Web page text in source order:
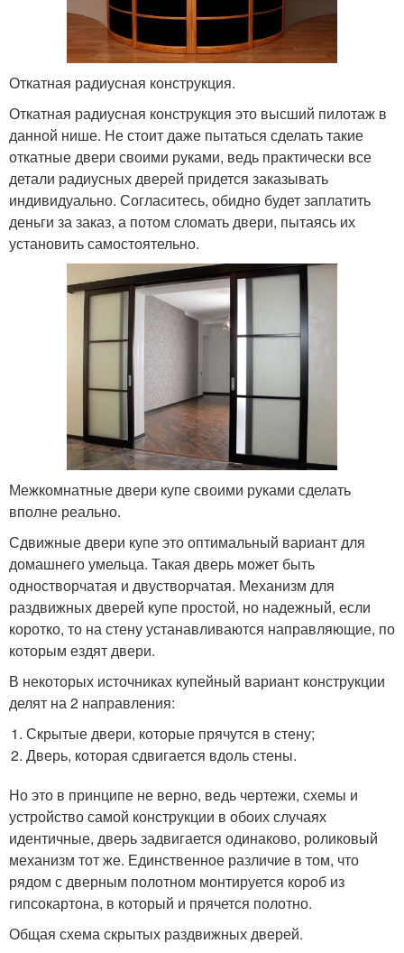
Откатная радиусная конструкция.
Откатная радиусная конструкция это высший пилотаж в
данной нише. Не стоит даже пытаться сделать такие
откатные двери своими руками, ведь практически все
детали радиусных дверей придется заказывать
индивидуально. Согласитесь, обидно будет заплатить
деньги за заказ, а потом сломать двери, пытаясь их
установить самостоятельно.
Межкомнатные двери купе своими руками сделать
вполне реально.
Сдвижные двери купе это оптимальный вариант для
домашнего умельца. Такая дверь может быть
одностворчатая и двустворчатая. Механизм для
раздвижных дверей купе простой, но надежный, если
коротко, то на стену устанавливаются направляющие, по
которым ездят двери.
В некоторых источниках купейный вариант конструкции
делят на 2 направления:
Скрытые двери, которые прячутся в стену;
Дверь, которая сдвигается вдоль стены.
Но это в принципе не верно, ведь чертежи, схемы и
устройство самой конструкции в обоих случаях
идентичные, дверь задвигается одинаково, роликовый
механизм тот же. Единственное различие в том, что
рядом с дверным полотном монтируется короб из
гипсокартона, в который и прячется полотно.
Общая схема скрытых раздвижных дверей.